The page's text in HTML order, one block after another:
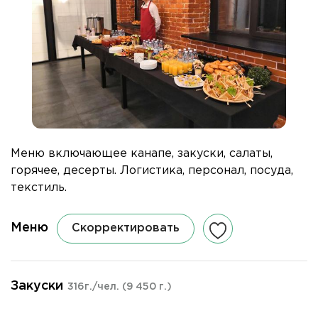
Меню включающее канапе, закуски, салаты,
горячее, десерты. Логистика, персонал, посуда,
текстиль.
Меню Скорректировать
Закуски 316г./чел. (9 450 г.)